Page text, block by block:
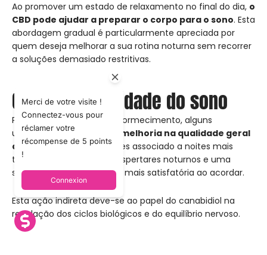
Ao promover um estado de relaxamento no final do dia, o
CBD pode ajudar a preparar o corpo para o sono. Esta
abordagem gradual é particularmente apreciada por
quem deseja melhorar a sua rotina noturna sem recorrer
a soluções demasiado restritivas.
O CBD e a qualidade do sono
Para além de facilitar o adormecimento, alguns
utilizadores referem uma
melhoria na qualidade geral
do sono.O CBD é por vezes associado a noites mais
tranquilas, com menos despertares noturnos e uma
sensação de recuperação mais satisfatória ao acordar.
Esta ação indireta deve-se ao papel do canabidiol na
regulação dos ciclos biológicos e do equilíbrio nervoso.
Merci de votre visite !
Connectez-vous pour
réclamer votre
récompense de 5 points
!
Connexion